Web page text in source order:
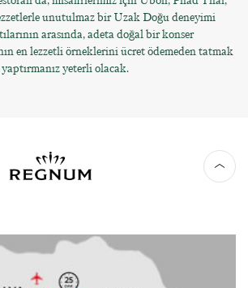
unutulmaz bir Uzak Doğu deneyimi
arasında, adeta doğal bir konser
en lezzetli örneklerini ücret ödemeden tatmak
yeterli olacak.